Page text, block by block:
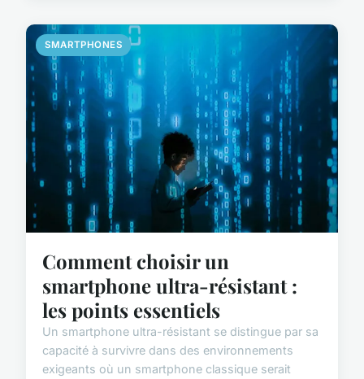
SMARTPHONES
Comment choisir un
smartphone ultra-résistant :
les points essentiels
Un smartphone ultra-résistant se distingue par sa
capacité à survivre dans des environnements
exigeants où un smartphone classique serait